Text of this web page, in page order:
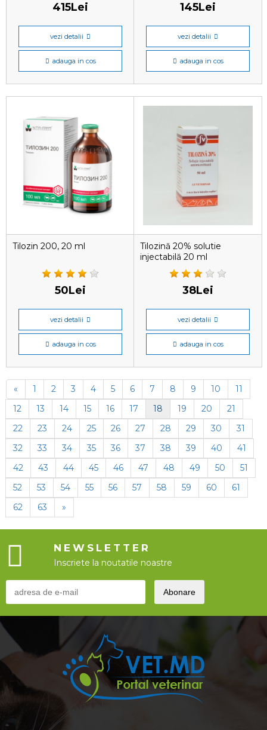
415Lei
vezi detalii
adauga in cos
145Lei
vezi detalii
adauga in cos
Tilozin 200, 20 ml
50Lei
vezi detalii
adauga in cos
Tilozină 20% solutie
injectabilă 20 ml
38Lei
vezi detalii
adauga in cos
« 1 2 3 4 5 6 7 8 9 10
11
12
13 14 15 16 17 18 19 20
21
22
23 24 25 26 27 28 29 30
31
32
33 34 35 36 37 38 39 40
41
42
43 44 45 46 47 48 49 50
51
52
53 54 55 56 57 58 59 60
61
62
63 »
NEWSLETTER
Inscriete la noutatile noastre